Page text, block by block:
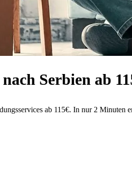
Serbien ab
ab 115€. In nur 2 Minuten